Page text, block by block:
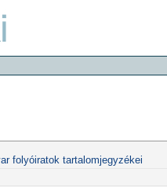
folyóiratok tartalomjegyzékei